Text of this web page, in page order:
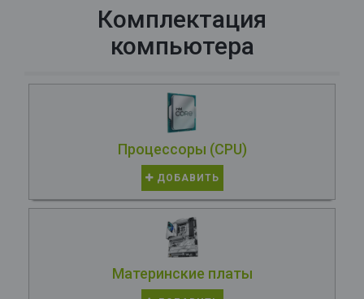
Комплектация
компьютера
Процессоры (CPU)
ДОБАВИТЬ
Материнские платы